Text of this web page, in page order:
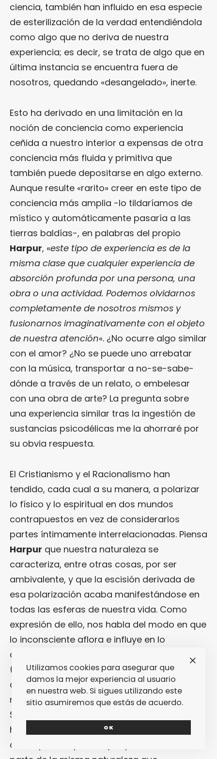
ciencia, también han influido en esa especie
de esterilización de la verdad entendiéndola
como algo que no deriva de nuestra
experiencia; es decir, se trata de algo que en
última instancia se encuentra fuera de
nosotros, quedando «desangelado», inerte.
Esto ha derivado en una limitación en la
noción de conciencia como experiencia
ceñida a nuestro interior a expensas de otra
conciencia más fluida y primitiva que
también puede depositarse en algo externo.
Aunque resulte «rarito» creer en este tipo de
conciencia más amplia -lo tildaríamos de
místico y automáticamente pasaría a las
tierras baldías-, en palabras del propio
Harpur, «este tipo de experiencia es de la
misma clase que cualquier experiencia de
absorción profunda por una persona, una
obra o una actividad. Podemos olvidarnos
completamente de nosotros mismos y
fusionarnos imaginativamente con el objeto
de nuestra atención«. ¿No ocurre algo similar
con el amor? ¿No se puede uno arrebatar
con la música, transportar a no-se-sabe-
dónde a través de un relato, o embelesar
con una obra de arte? La pregunta sobre
una experiencia similar tras la ingestión de
sustancias psicodélicas me la ahorraré por
su obvia respuesta.
El Cristianismo y el Racionalismo han
tendido, cada cual a su manera, a polarizar
lo físico y lo espiritual en dos mundos
contrapuestos en vez de considerarlos
partes íntimamente interrelacionadas. Piensa
Harpur que nuestra naturaleza se
caracteriza, entre otras cosas, por ser
ambivalente, y que la escisión derivada de
esa polarización acaba manifestándose en
todas las esferas de nuestra vida. Como
expresión de ello, nos habla del modo en que
lo inconsciente aflora e influye en lo
consciente, así como el Otro Mundo
(entendido como el misterio que
desconocemos) también acaba
manifestándose y afectando a Este Mundo.
Sería algo así como un tándem que no sólo
hemos separado sino también
contrapuesto, pero cuyos polos forman
Utilizamos cookies para asegurar que
damos la mejor experiencia al usuario
en nuestra web. Si sigues utilizando este
sitio asumiremos que estás de acuerdo.
OK